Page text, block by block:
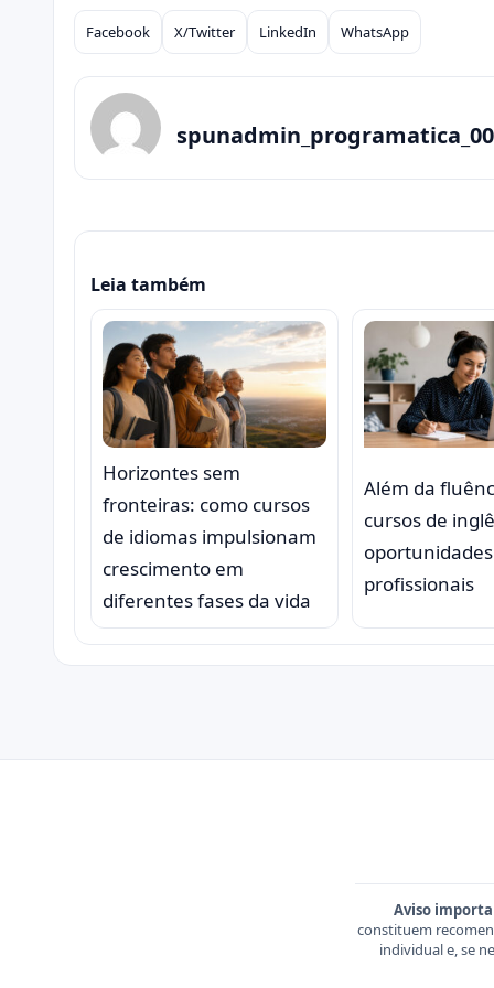
Compartilhar
Facebook X/Twitter LinkedIn WhatsApp
Leia também
Horizontes sem
fronteiras: como cursos
de idiomas impulsionam
crescimento em
diferentes fases da vida
Além da
cursos de
profissionais
Aviso
constituem
individual e, se